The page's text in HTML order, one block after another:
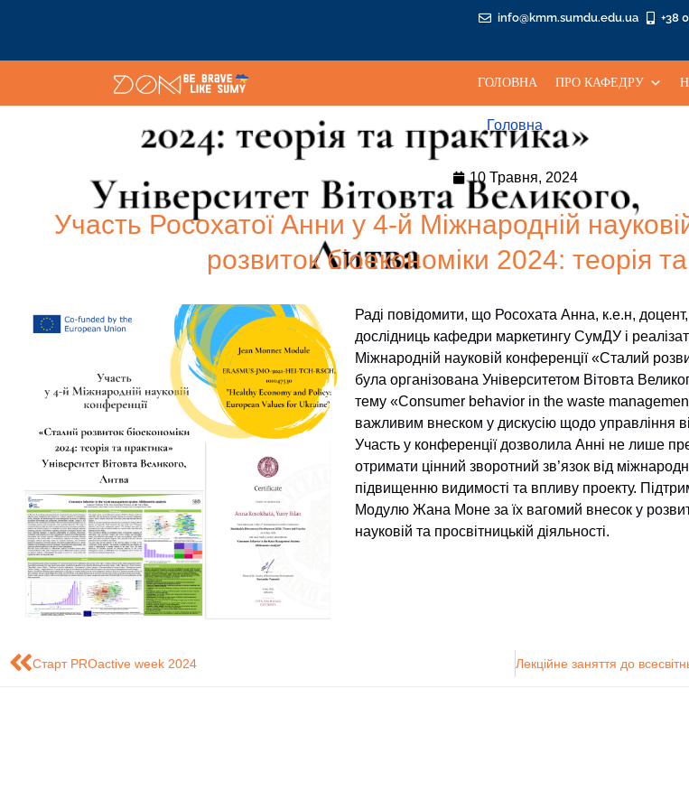
info@kmm.sumdu.edu.ua +38
ГОЛОВНА ПРО КАФЕДРУ
Головна
10 Травня, 2024
Участь Росохатої Анни у 4-й Міжнародній
розвиток біоекономіки 2024: теорія
Раді повідомити, що Росохата Анна, к.е.н,
дослідниць кафедри маркетингу СумДУ і
Міжнародній науковій конференції «Сталий
була організована Університетом Вітовта
тему «Consumer behavior in the waste
важливим внеском у дискусію щодо управління
Участь у конференції дозволила Анні не лише
отримати цінний зворотний зв’язок від
підвищенню видимості та впливу проекту.
Модулю Жана Моне за їх вагомий внесок у
науковій та просвітницькій діяльності.
Старт PROactive week 2024